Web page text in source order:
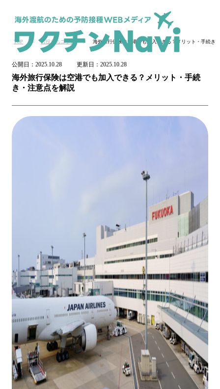
TOP お役立ちコラム 海外旅行保険は空港でも加入できる？メリット・手続き
公開日： 2025.10.28 更新日： 2025.10.28
海外旅行保険は空港でも加入できる？メリット・手続
き・注意点を解説